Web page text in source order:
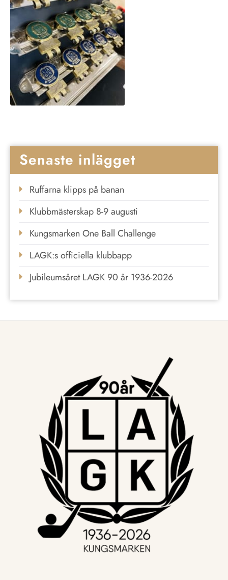
Senaste inlägget
Ruffarna klipps på banan
Klubbmästerskap 8-9 augusti
Kungsmarken One Ball Challenge
LAGK:s officiella klubbapp
Jubileumsåret LAGK 90 år 1936-2026